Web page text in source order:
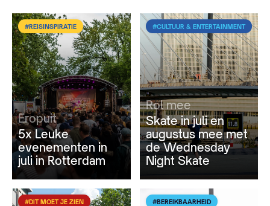
#REISINSPIRATIE
Eropuit
5x Leuke
evenementen in
juli in Rotterdam
#CULTUUR & ENTERTAINMENT
Rol mee
Skate in juli en
augustus mee met
de Wednesday
Night Skate
#DIT MOET JE ZIEN #BEREIKBAARHEID